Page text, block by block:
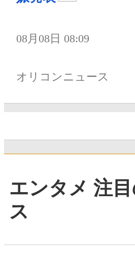
08月08日 08:09
オリコンニュース
エンタメ 注
ス